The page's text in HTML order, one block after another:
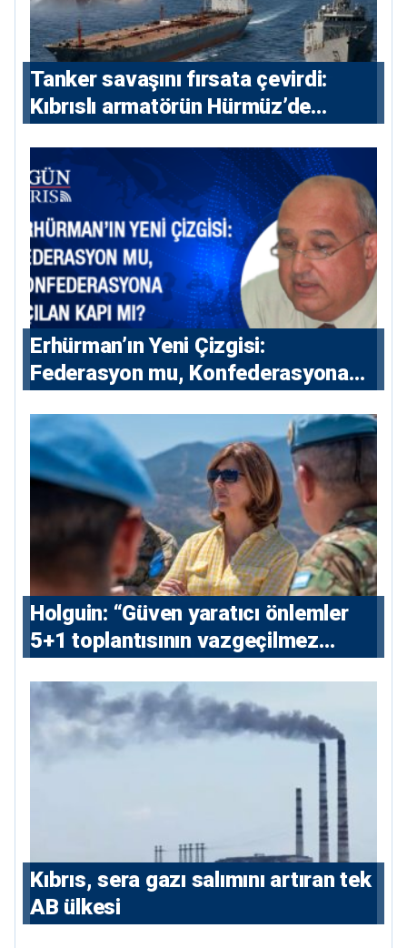
Tanker savaşını fırsata çevirdi:
Kıbrıslı armatörün Hürmüz’de
Erhürman’ın Yeni Çizgisi:
Federasyon mu, Konfederasyona
⁠Holguin: “Güven yaratıcı önlemler
5+1 toplantısının vazgeçilmez
Kıbrıs, sera gazı salımını artıran tek
AB ülkesi